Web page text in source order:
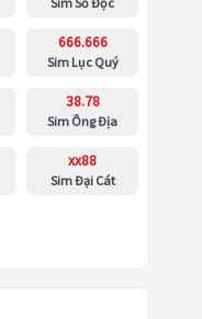
666.666
Sim Lục Quý
38.78
Sim Ông Địa
xx88
Sim Đại Cát